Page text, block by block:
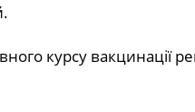
курсу